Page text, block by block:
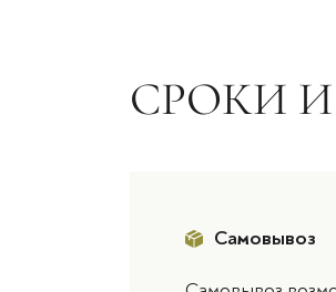
СРОКИ
Самовывоз